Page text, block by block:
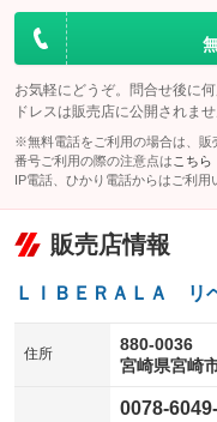
お気軽にどうぞ。問合せ後に
ドレスは販売店に公開されませ
※無料電話をご利用の場合は、販
番号ご利用の際の注意点は こちら
IP電話、ひかり電話からはご利用
販売店情報
ＬＩＢＥＲＡＬＡ リ
住所
880-0036
宮崎県宮崎
0078-